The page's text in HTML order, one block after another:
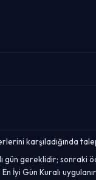
karşıladığında
gün gereklidir; sonraki
İyi Gün Kuralı